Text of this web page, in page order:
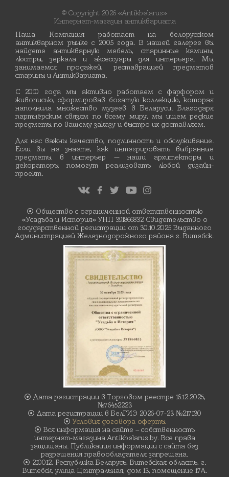
© Copyright 2026 «Antikbelarus»
Интернет-магазин антиквариата
Наша Компания работает на белорусском
антикварном рынке с 2005 года. В нашей галерее вы
найдете антикварную мебель, старинные камины,
люстры, зеркала и аксессуары для интерьера. Мы
занимаемся продажей, реставрацией предметов
старины и Антиквариата.
С 2010 года мы активно работаем с фарфором и
живописью, сформировав богатую коллекцию, которая
наполнила множество музеев в Беларуси. Благодаря
партнёрским связям по всему миру, мы ищем редкие
предметы по вашему заказу и быстро их доставляем.
Для нас важны качество, подлинность и обслуживание.
Если вы не знаете, как интегрировать выбранные
предметы в интерьер — наши архитекторы и
декораторы помогут реализовать любой дизайн-
проект.
⦿ Общество с ограниченной ответственностью
«Усадьба и История» УНП 391866832 Свидетельство о
государственной регистрации от 30.10.2025 Выданного
Администрацией Железнодорожного района г. Витебск.
⦿ Дата регистрации в Торговом реестре 16.12.2025,
№76452223
⦿ Дата регистрации в БелГИЭ 2026-07-23 №217130
⦿Условия договора оферты
⦿ Вся информация на сайте – собственность
интернет-магазина Antikbelarus.by. Все права
защищены. Публикация информации с сайта без
разрешения правообладателя запрещена.
⦿ 210012, Республика Беларусь, Витебская область, г.
Витебск, улица Центральная, дом 13, помещение 17А.